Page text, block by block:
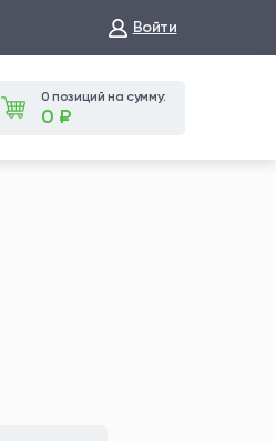
Войти
0 позиций на сумму:
0 ₽